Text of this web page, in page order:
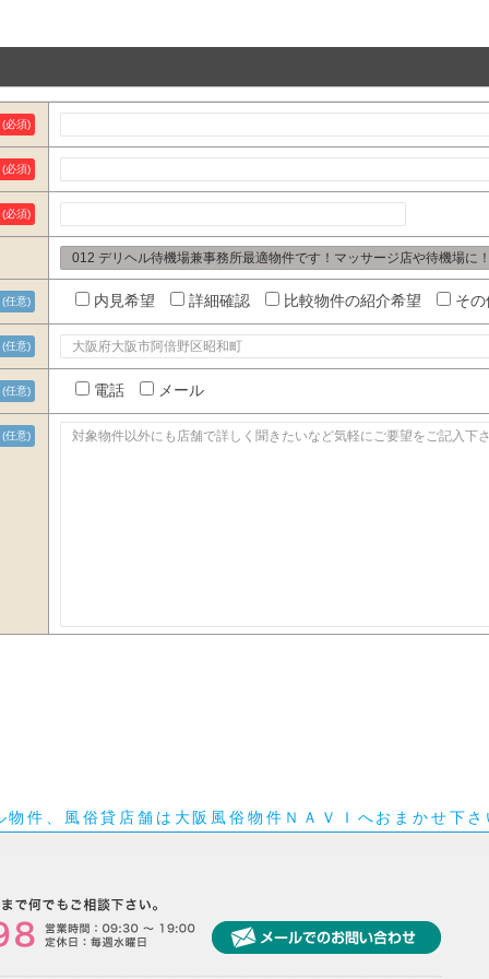
(必須)
(必須)
(必須)
(任意) 内見希望 詳細確認 比較物件の紹介希望 その
(任意)
(任意) 電話 メール
(任意)
物件、風俗貸店舗は大阪風俗物件ＮＡＶＩへおまかせ下